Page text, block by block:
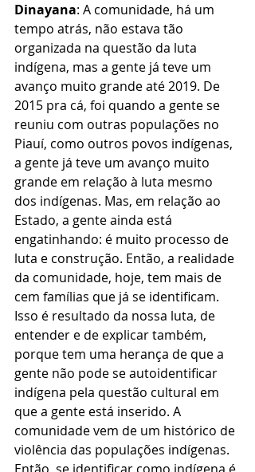
Dinayana: A comunidade, há um
tempo atrás, não estava tão
organizada na questão da luta
indígena, mas a gente já teve um
avanço muito grande até 2019. De
2015 pra cá, foi quando a gente se
reuniu com outras populações no
Piauí, como outros povos indígenas,
a gente já teve um avanço muito
grande em relação à luta mesmo
dos indígenas. Mas, em relação ao
Estado, a gente ainda está
engatinhando: é muito processo de
luta e construção. Então, a realidade
da comunidade, hoje, tem mais de
cem famílias que já se identificam.
Isso é resultado da nossa luta, de
entender e de explicar também,
porque tem uma herança de que a
gente não pode se autoidentificar
indígena pela questão cultural em
que a gente está inserido. A
comunidade vem de um histórico de
violência das populações indígenas.